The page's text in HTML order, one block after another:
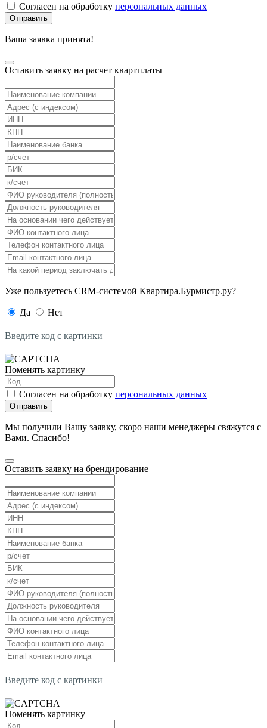
Согласен на обработку персональных данных
Отправить
Ваша заявка принята!
Оставить заявку на расчет квартплаты
Уже пользуетесь CRM-системой Квартира.Бурмистр.ру?
Да Нет
Введите код с картинки
Поменять картинку
Согласен на обработку персональных данных
Отправить
Мы получили Вашу заявку, скоро наши менеджеры свяжутся с
Вами. Спасибо!
Оставить заявку на брендирование
Введите код с картинки
Поменять картинку